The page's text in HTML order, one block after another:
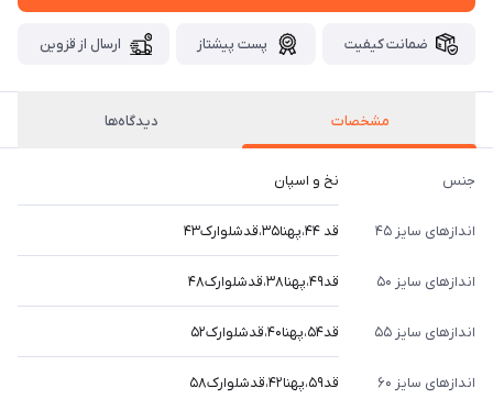
ضمانت کیفیت پست پیشتاز ارسال از قزوین
مشخصات دیدگاه‌ها
جنس نخ و اسپان
اندازهای سایز ۴۵ قد ۴۴،پهنا۳۵،قدشلوارک۴۳
اندازهای سایز ۵۰ قد۴۹،پهنا۳۸،قدشلوارک۴۸
اندازهای سایز ۵۵ قد۵۴،پهنا۴۰،قدشلوارک۵۲
اندازهای سایز ۶۰ قد۵۹،پهنا۴۲،قدشلوارک۵۸